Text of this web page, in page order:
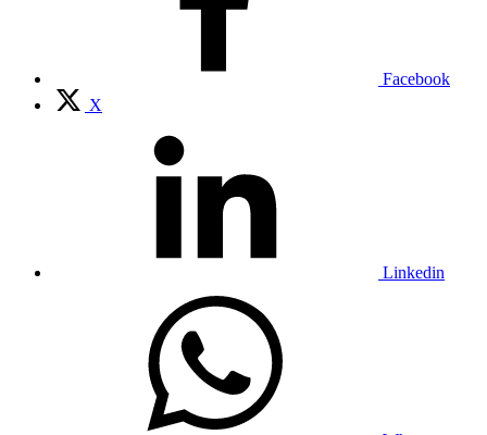
Facebook
X
Linkedin